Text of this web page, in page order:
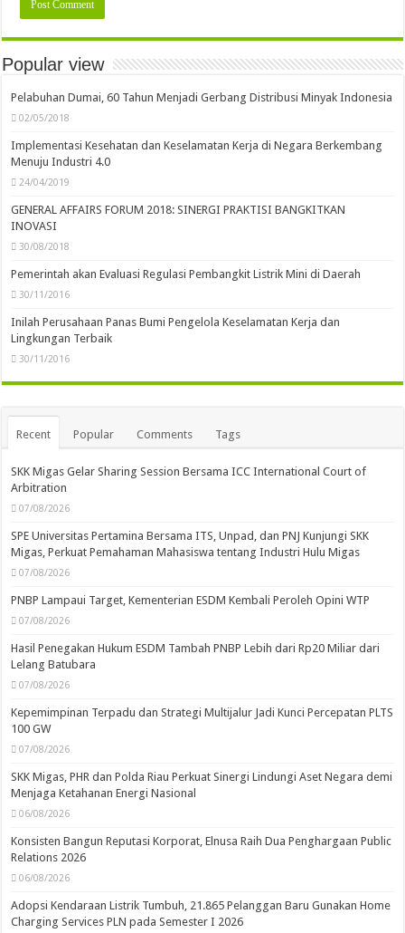
Popular view
Pelabuhan Dumai, 60 Tahun Menjadi Gerbang Distribusi Minyak Indonesia
02/05/2018
Implementasi Kesehatan dan Keselamatan Kerja di Negara Berkembang
Menuju Industri 4.0
24/04/2019
GENERAL AFFAIRS FORUM 2018: SINERGI PRAKTISI BANGKITKAN
INOVASI
30/08/2018
Pemerintah akan Evaluasi Regulasi Pembangkit Listrik Mini di Daerah
30/11/2016
Inilah Perusahaan Panas Bumi Pengelola Keselamatan Kerja dan
Lingkungan Terbaik
30/11/2016
Recent Popular Comments Tags
SKK Migas Gelar Sharing Session Bersama ICC International Court of
Arbitration
07/08/2026
SPE Universitas Pertamina Bersama ITS, Unpad, dan PNJ Kunjungi SKK
Migas, Perkuat Pemahaman Mahasiswa tentang Industri Hulu Migas
07/08/2026
PNBP Lampaui Target, Kementerian ESDM Kembali Peroleh Opini WTP
07/08/2026
Hasil Penegakan Hukum ESDM Tambah PNBP Lebih dari Rp20 Miliar dari
Lelang Batubara
07/08/2026
Kepemimpinan Terpadu dan Strategi Multijalur Jadi Kunci Percepatan PLTS
100 GW
07/08/2026
SKK Migas, PHR dan Polda Riau Perkuat Sinergi Lindungi Aset Negara demi
Menjaga Ketahanan Energi Nasional
06/08/2026
Konsisten Bangun Reputasi Korporat, Elnusa Raih Dua Penghargaan Public
Relations 2026
06/08/2026
Adopsi Kendaraan Listrik Tumbuh, 21.865 Pelanggan Baru Gunakan Home
Charging Services PLN pada Semester I 2026